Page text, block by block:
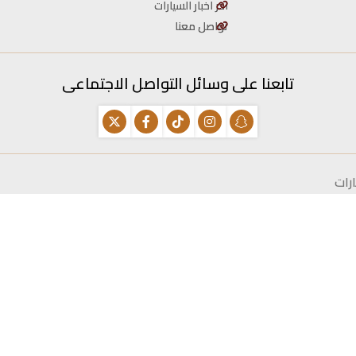
اخر اخبار السيارات
تواصل معنا
تابعنا على وسائل التواصل الاجتماعى